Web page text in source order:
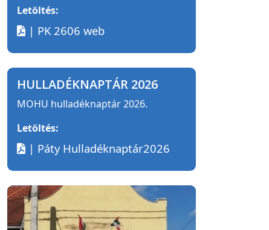
Letöltés:
| PK 2606 web
HULLADÉKNAPTÁR 2026
MOHU hulladéknaptár 2026.
Letöltés:
| Páty Hulladéknaptár2026